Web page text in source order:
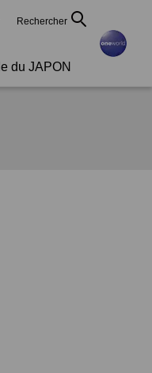
Rechercher
du JAPON